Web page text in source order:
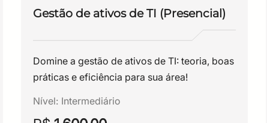
infraestrutura, pessoal e contratação
dos documentos/sites que representam a organização.
Gestão de ativos de TI (Presencial)
Domine a gestão de ativos de TI: teoria, boas
práticas e eficiência para sua área!
Nível: Intermediário